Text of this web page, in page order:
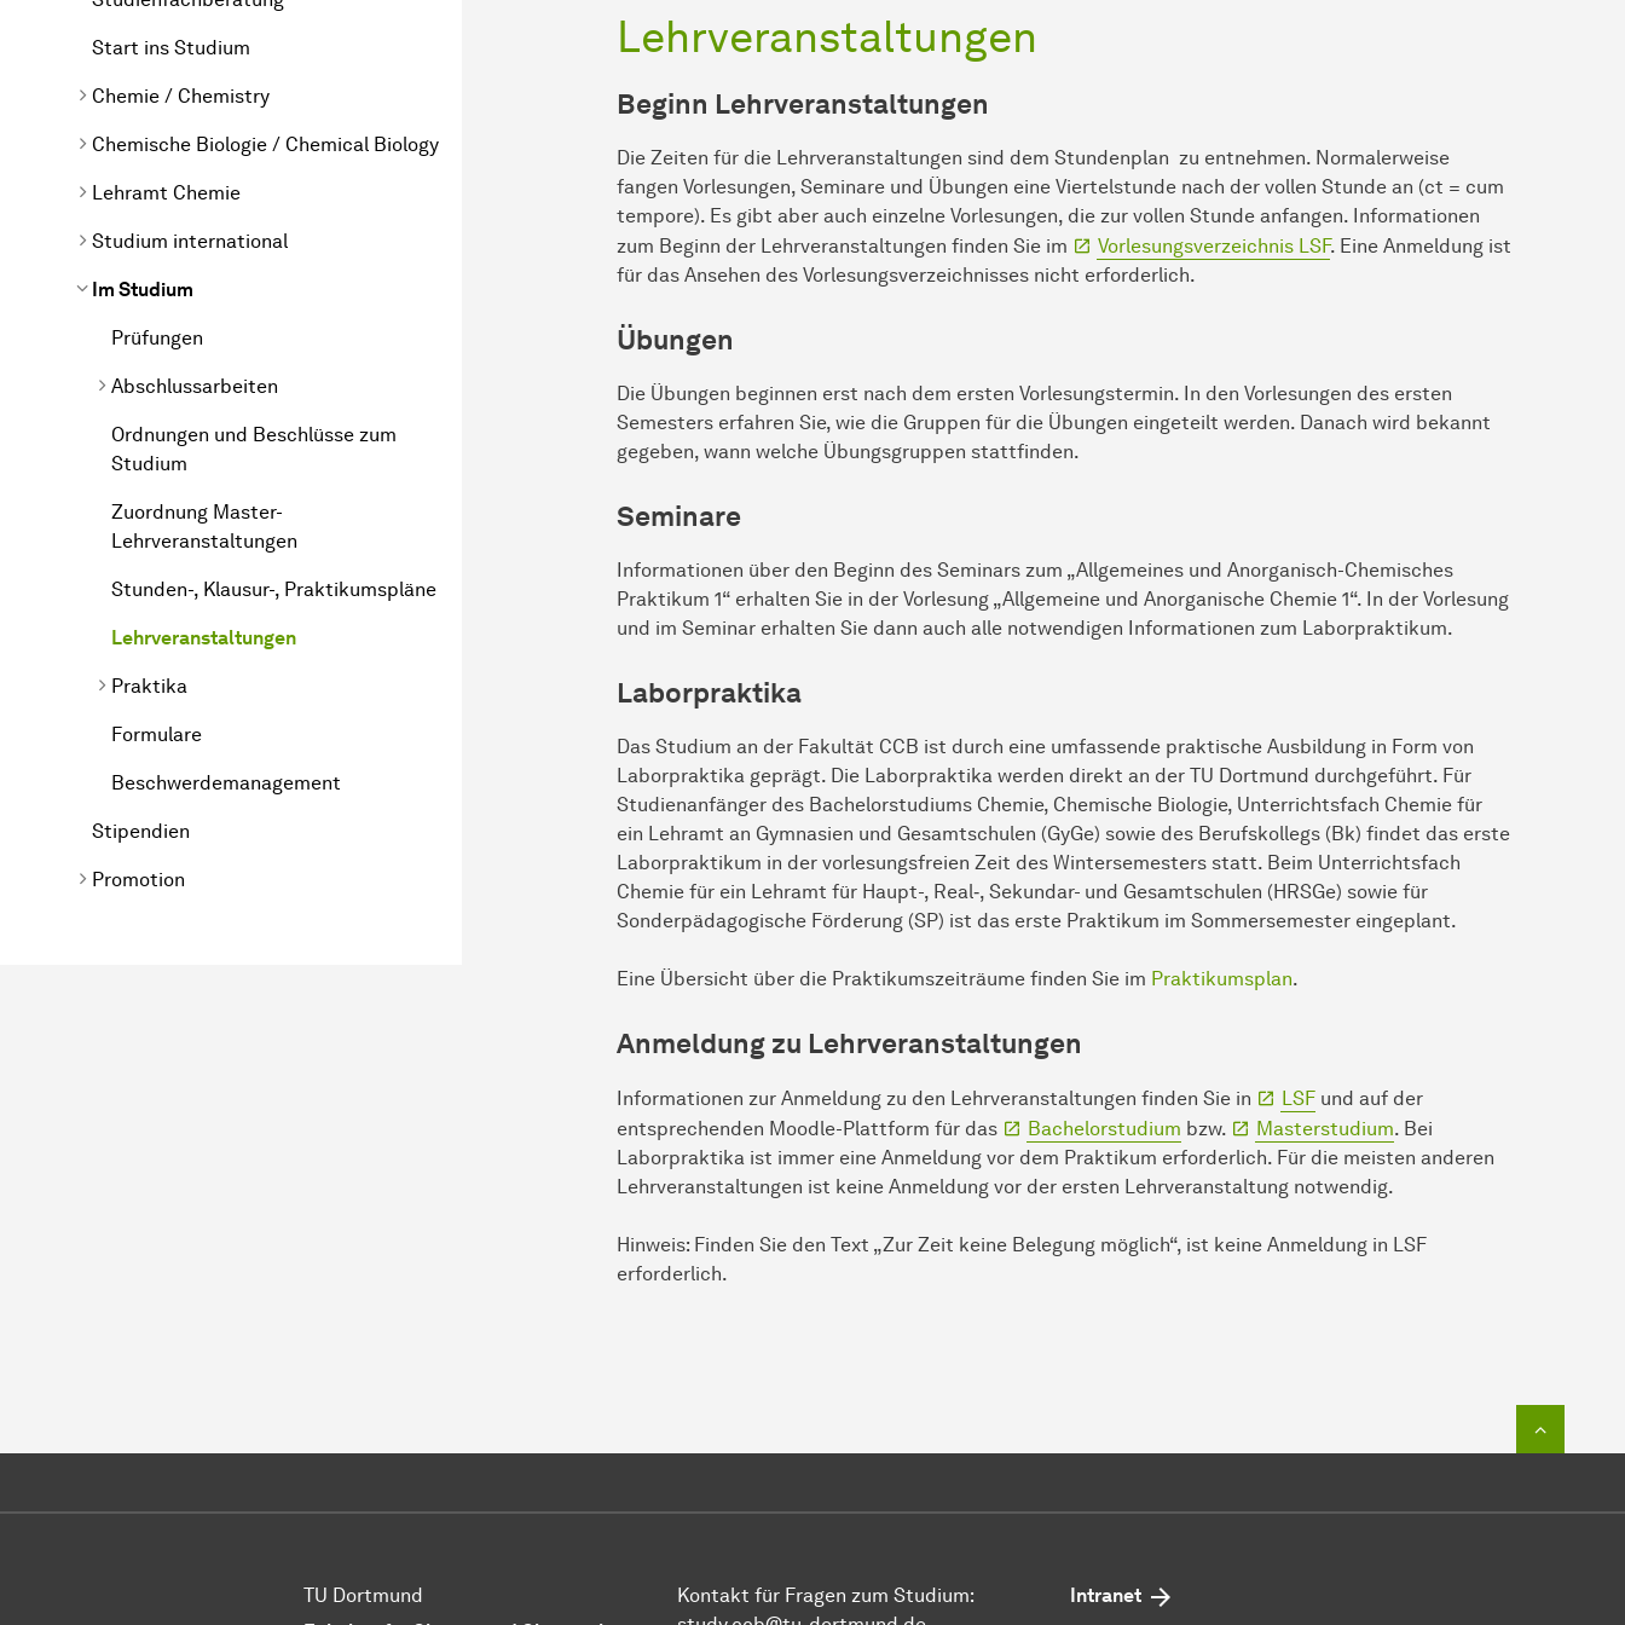
Start ins Studium
Chemie / Chemistry
Chemische Biologie / Chemical Biology
Lehramt Chemie
Studium international
Im Studium
Prüfungen
Abschlussarbeiten
Ordnungen und Beschlüsse zum
Studium
Zuordnung Master-
Lehrveranstaltungen
Stunden-, Klausur-, Praktikumspläne
Lehrveranstaltungen
Praktika
Formulare
Beschwerdemanagement
Stipendien
Promotion
Lehrveranstaltungen
Beginn Lehrveranstaltungen
Die Zeiten für die Lehrveranstaltungen sind dem Stundenplan zu entnehmen. Normalerweise
fangen Vorlesungen, Seminare und Übungen eine Viertelstunde nach der vollen Stunde an (ct = cum
tempore). Es gibt aber auch ein­zel­ne Vorlesungen, die zur vollen Stunde anfangen. Informationen
zum Beginn der Lehrveranstaltungen finden Sie im
Vorlesungsverzeichnis LSF. Eine Anmeldung ist
für das Ansehen des Vorlesungsverzeichnisses nicht erforderlich.
Übungen
Die Übungen beginnen erst nach dem ersten Vorlesungstermin. In den Vorlesungen des ersten
Semesters erfahren Sie, wie die Gruppen für die Übungen eingeteilt werden. Danach wird bekannt
gegeben, wann welche Übungsgruppen stattfinden.
Seminare
Informationen über den Beginn des Seminars zum „Allgemeines und Anorganisch-Chemisches
Praktikum 1“ erhalten Sie in der Vorlesung „Allgemeine und An­or­ga­ni­sche Chemie 1“. In der Vorlesung
und im Seminar erhalten Sie dann auch alle notwendigen Informationen zum Laborpraktikum.
Laborpraktika
Das Studium an der Fakultät CCB ist durch eine umfassende prak­ti­sche Ausbildung in Form von
Laborpraktika geprägt. Die Laborpraktika werden direkt an der TU Dortmund durchgeführt. Für
Studienanfänger des Bachelorstudiums Chemie, Chemische Biologie, Unterrichtsfach Chemie für
ein Lehramt an Gymnasien und Gesamtschulen (GyGe) sowie des Berufskollegs (Bk) findet das erste
Laborpraktikum in der vorlesungsfreien Zeit des Wintersemesters statt. Beim Unterrichtsfach
Chemie für ein Lehramt für Haupt-, Real‑, Sekundar- und Gesamtschulen (HRSGe) sowie für
Sonderpädagogische Förderung (SP) ist das erste Praktikum im Sommersemester eingeplant.
Eine Übersicht über die Praktikumszeiträume finden Sie im Praktikumsplan.
Anmeldung zu Lehrveranstaltungen
Informationen zur Anmeldung zu den Lehrveranstaltungen finden Sie in LSF und auf der
entsprechenden Moodle-Plattform für das
Bachelorstudium bzw. Masterstudium. Bei
Laborpraktika ist immer eine Anmeldung vor dem Praktikum erforderlich. Für die meisten anderen
Lehrveranstaltungen ist keine Anmeldung vor der ersten Lehrveranstaltung notwendig.
Hinweis: Finden Sie den Text „Zur Zeit keine Belegung möglich“, ist keine Anmeldung in LSF
erforderlich.
TU Dortmund
Kontakt für Fragen zum Studium:
Intranet